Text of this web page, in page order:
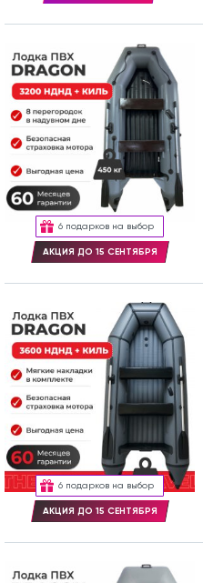
6 подарков на выбор
АКЦИЯ ДО 15 СЕНТЯБРЯ
6 подарков на выбор
АКЦИЯ ДО 15 СЕНТЯБРЯ